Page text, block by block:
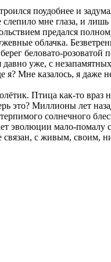
поудобнее и
мне глаза, и лишь
предался
облачка.
беловато-розоватой
уже, с
Мне казалось, я даже
Птица как-то
это? Миллионы лет
солнечного
эволюции мало-
связан, с живым, своим,